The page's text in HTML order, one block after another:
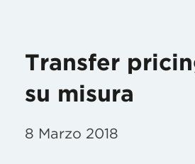
Transfer
su misura
8 Marzo 2018